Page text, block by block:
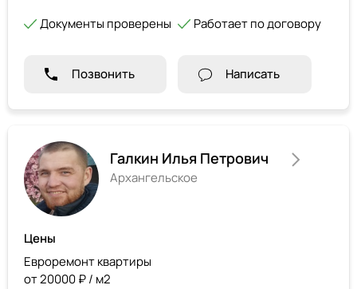
Документы проверены Работает по договору
Позвонить Написать
Галкин Илья Петрович
Архангельское
Цены
Евроремонт квартиры
от 20000 ₽ / м2